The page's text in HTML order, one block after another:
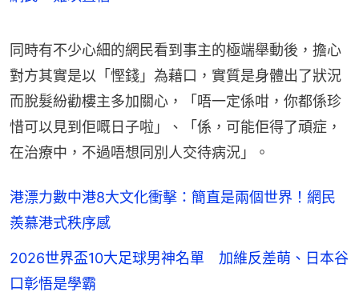
同時有不少心細的網民看到事主的極端舉動後，擔心
對方其實是以「慳錢」為藉口，實質是身體出了狀況
而脫髮紛勸樓主多加關心，「唔一定係咁，你都係珍
惜可以見到佢嘅日子啦」、「係，可能佢得了頑症，
在治療中，不過唔想同別人交待病況」。
港漂力數中港8大文化衝擊：簡直是兩個世界！網民
羨慕港式秩序感
2026世界盃10大足球男神名單 加維反差萌、日本谷
口彰悟是學霸